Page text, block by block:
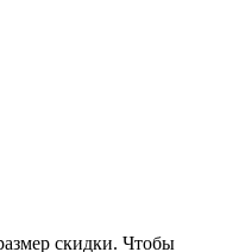
скидки. Чтобы